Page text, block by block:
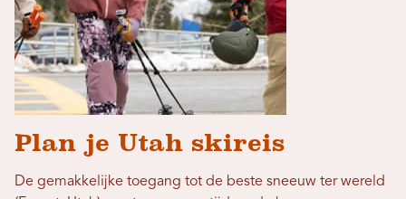
Plan je Utah skireis
De gemakkelijke toegang tot de beste sneeuw ter wereld